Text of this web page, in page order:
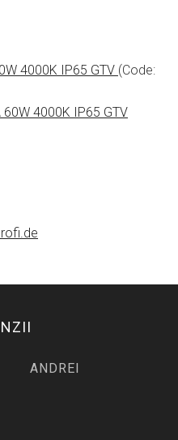
4000K IP65 GTV (Code:
ANDREI